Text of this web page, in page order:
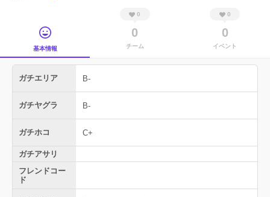
基本情報
0
0
チーム
0
0
イベント
ガチエリア B-
ガチヤグラ B-
ガチホコ C+
ガチアサリ
フレンドコー
ド